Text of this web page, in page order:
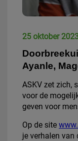
25 oktober
Ayanle,
ASKV zet zich,
voor de
geven voor
Op de site
je verhalen van